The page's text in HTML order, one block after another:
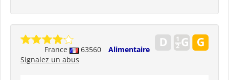
France 63560
Alimentaire
Signalez un abus